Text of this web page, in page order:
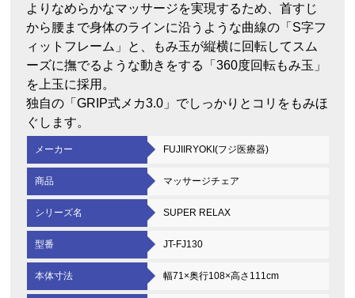
よりなめらかなマッサージを実現するため、首すじ
から腰まで身体のラインに沿うような曲線の「S字フ
ィットフレーム」と、もみ玉が縦横に回転してスム
ーズに撫でるような動きをする「360度回転もみ玉」
を上玉に採用。
独自の「GRIP式メカ3.0」でしっかりとコリをもみほ
ぐします。
メーカー FUJIIRYOKI(フジ医療器)
商品 マッサージチェア
シリーズ名 SUPER RELAX
型番 JT-FJ130
本体寸法 幅71×奥行108×高さ111cm